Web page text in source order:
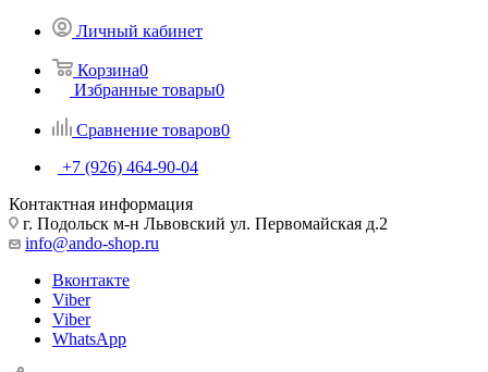
Личный кабинет
Корзина0
Избранные товары0
Сравнение товаров0
+7 (926) 464-90-04
Контактная информация
г. Подольск м-н Львовский ул. Первомайская д.2
info@ando-shop.ru
Вконтакте
Viber
Viber
WhatsApp